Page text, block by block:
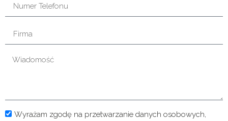
Wyrażam zgodę na przetwarzanie danych osobowych,